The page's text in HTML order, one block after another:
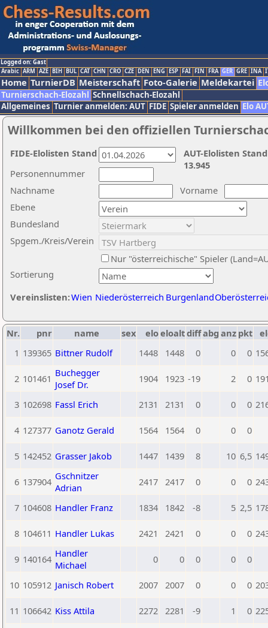
Logged on: Gast
Arabic ARM AZE BIH BUL CAT CHN CRO CZE DEN ENG ESP FAI FIN FRA GER GRE INA
Home TurnierDB Meisterschaft Foto-Galerie Meldekartei
Turnierschach-Elozahl Schnellschach-Elozahl
Allgemeines Turnier anmelden: AUT FIDE Spieler anmelden Elo
Willkommen bei den offiziellen
Nachname
Vorname
Ebene
Sortierung
Personennummer
Bundesland
Spgem./Kreis/Verein
Nur "österreichische" Spieler
Vereinslisten:Wien Niederösterreich Burgenland
AUT-Elolisten
13.945
FIDE-Elolisten Stand
Nr. pnr name sex eloeloaltdiffabg anz pkt
1 139365 Bittner Rudolf 1448 1448 0 0 0
2 101461 Buchegger
Josef Dr.
1904 1923 -19 2 0
3 102698 Fassl Erich 2131 2131 0 0 0
4 127377 Ganotz Gerald 1564 1564 0 0 0
5 142452 Grasser Jakob 1447 1439 8 10 6,5
6 137904 Gschnitzer
Adrian
2417 2417 0 0 0
7 104608 Handler Franz 1834 1842 -8 5 2,5
8 104611 Handler Lukas 2421 2421 0 0 0
9 140164 Handler
Michael
0 0 0 0 0
10 105912 Janisch Robert 2007 2007 0 0 0
11 106642 Kiss Attila 2272 2281 -9 1 0